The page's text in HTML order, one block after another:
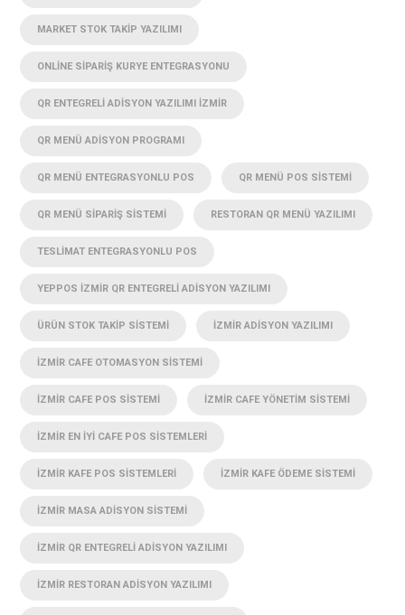
MARKET STOK TAKIP YAZILIMI
ONLINE SIPARIŞ KURYE ENTEGRASYONU
QR ENTEGRELI ADISYON YAZILIMI İZMIR
QR MENÜ ADISYON PROGRAMI
QR MENÜ ENTEGRASYONLU POS QR MENÜ POS SISTEMI
QR MENÜ SIPARIŞ SISTEMI RESTORAN QR MENÜ YAZILIMI
TESLIMAT ENTEGRASYONLU POS
YEPPOS İZMIR QR ENTEGRELI ADISYON YAZILIMI
ÜRÜN STOK TAKIP SISTEMI İZMIR ADISYON YAZILIMI
İZMIR CAFE OTOMASYON SISTEMI
İZMIR CAFE POS SISTEMI İZMIR CAFE YÖNETIM SISTEMI
İZMIR EN IYI CAFE POS SISTEMLERI
İZMIR KAFE POS SISTEMLERI İZMIR KAFE ÖDEME SISTEMI
İZMIR MASA ADISYON SISTEMI
İZMIR QR ENTEGRELI ADISYON YAZILIMI
İZMIR RESTORAN ADISYON YAZILIMI